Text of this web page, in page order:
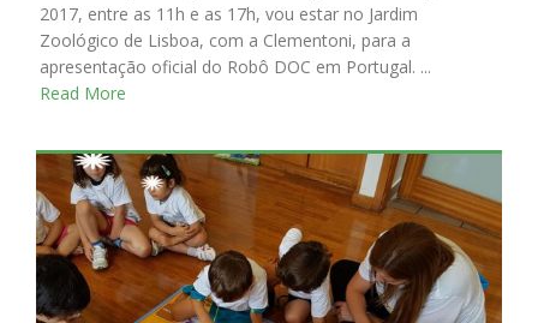
2017, entre as 11h e as 17h, vou estar no Jardim
Zoológico de Lisboa, com a Clementoni, para a
apresentação oficial do Robô DOC em Portugal. ...
Read More